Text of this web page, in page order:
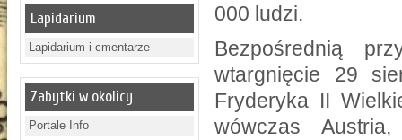
Lapidarium
Lapidarium i cmentarze
Zabytki w okolicy
Portale Info
000 ludzi.
Bezpośrednią
wtargnięcie 29
Fryderyka II
wówczas